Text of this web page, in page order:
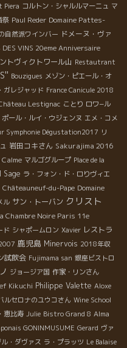
Piera コルトン・シャルルマーニュ マ
祭 Paul Reder Domaine Pattes-
自然派ワインバー ドメーヌ・ヴァ
DES VINS 20eme Anniversaire
トヴィクトワール山 Restautrant
Bouzigues メゾン・ピエール・オ
ガレジャッド France Canicule 2018
Lestignac ことり ロワ−ル
ポール・ルイ・ウジェンヌ エメ・コメ
Symphonie Dégustation2017 リ
岩田コキさん Sakurajima 2016
マルゴグループ Place de la
Sage ラ・フォン・ド・ロりヴィエ
Châteauneuf-du-Pape Domaine
ル サン・トーバン クリスト
Chambre Noire Paris 11e
ド シャポームロン Xavier レストラ
鹿児島 Minervois 2018年収
試飲会 Fujimama san 銀座ビストロ
ジョージア国 作家・リンさん
Kikuchi Philippe Valette Aloxe
ルセロナのユウコさん Wine School
恵比寿 Julie Bistro Grand 8 Alma
GONINMUSUME Gerard ヴァ
・ダヴァス ラ・プラッツ Le Balaise